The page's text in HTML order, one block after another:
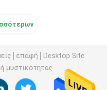
επαφή
Desktop Site
μυστικότητας